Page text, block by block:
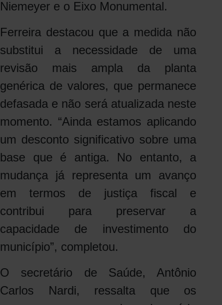
Niemeyer e o Eixo Monumental.
Ferreira destacou que a medida não
substitui a necessidade de uma
revisão mais ampla da planta
genérica de valores, que permanece
defasada e não será atualizada neste
momento. “Ainda estamos aplicando
um desconto significativo sobre uma
base que é antiga. No entanto, a
mudança já representa um avanço
em termos de justiça fiscal e
contribui para preservar a
capacidade de investimento do
município”, completou.
O secretário de Saúde, Antônio
Carlos Nardi, ressalta que os